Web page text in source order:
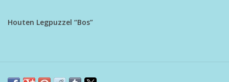
Houten Legpuzzel “Bos”